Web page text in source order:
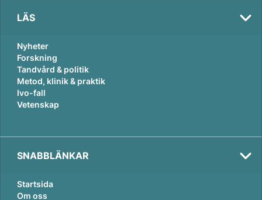
LÄS
Nyheter
Forskning
Tandvård & politik
Metod, klinik & praktik
Ivo-fall
Vetenskap
SNABBLÄNKAR
Startsida
Om oss